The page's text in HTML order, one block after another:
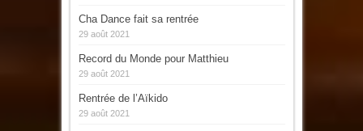
Cha Dance fait sa rentrée
29 août 2021
Record du Monde pour Matthieu
29 août 2021
Rentrée de l’Aïkido
29 août 2021